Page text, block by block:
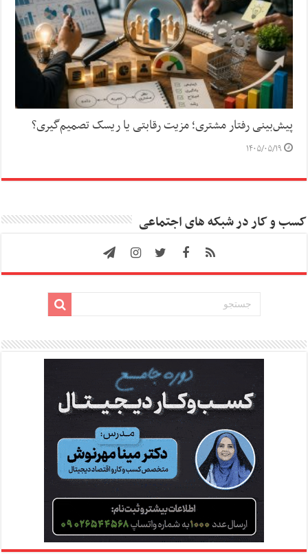
پیش‌بینی رفتار مشتری؛ مزیت رقابتی یا ریسک تصمیم‌گیری؟
۱۴۰۵/۰۵/۱۹
کسب و کار در شبکه های اجتماعی